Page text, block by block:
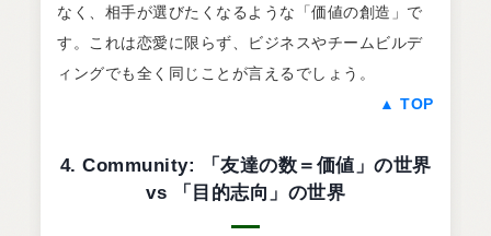
なく、相手が選びたくなるような「価値の創造」で
す。これは恋愛に限らず、ビジネスやチームビルデ
ィングでも全く同じことが言えるでしょう。
▲ TOP
4. Community: 「友達の数＝価値」の世界
vs 「目的志向」の世界